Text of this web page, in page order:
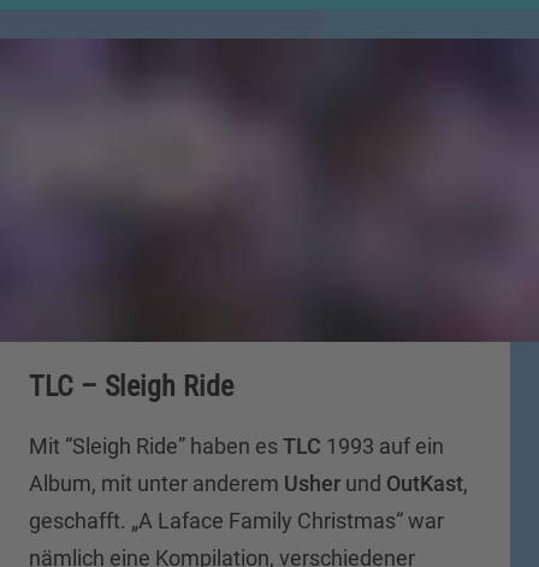
TLC – Sleigh Ride
Mit “Sleigh Ride” haben esTLC 1993 auf ein
Album, mit unter anderem Usher und OutKast,
geschafft. „A Laface Family Christmas“ war
nämlich eine Kompilation, verschiedener